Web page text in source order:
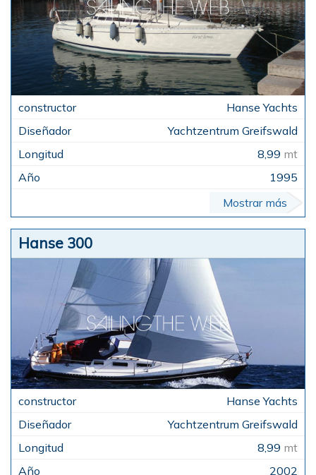
Hanse Yachts
Yachtzentrum Greifswald
8,99 mt
1995
Mostrar más
Hanse 300
Hanse Yachts
Yachtzentrum Greifswald
8,99 mt
2002